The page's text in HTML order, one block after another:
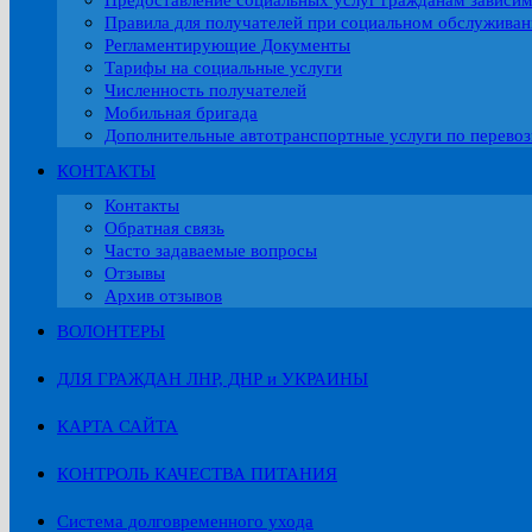
Правила для получателей при социальном
Регламентирующие Документы
Тарифы на социальные услуги
Численность получателей
Мобильная бригада
Дополнительные автотранспортные услуги по
КОНТАКТЫ
Контакты
Обратная связь
Часто задаваемые вопросы
Отзывы
Архив отзывов
ВОЛОНТЕРЫ
ДЛЯ ГРАЖДАН ЛНР, ДНР и УКРАИНЫ
КАРТА САЙТА
КОНТРОЛЬ КАЧЕСТВА ПИТАНИЯ
Система долговременного ухода